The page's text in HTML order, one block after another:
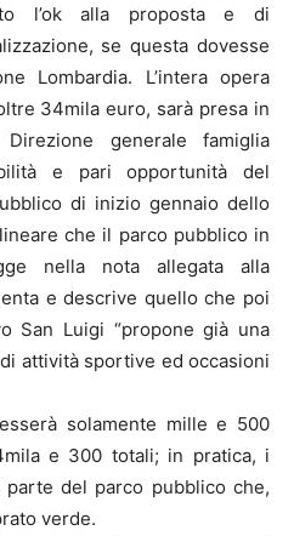
l’ok alla proposta e di
se questa dovesse
Lombardia. L’intera opera
34mila euro, sarà presa in
generale famiglia
e pari opportunità del
di inizio gennaio dello
che il parco pubblico in
nella nota allegata alla
e descrive quello che poi
San Luigi “propone già una
attività sportive ed occasioni
solamente mille e 500
e 300 totali; in pratica, i
del parco pubblico che,
verde.